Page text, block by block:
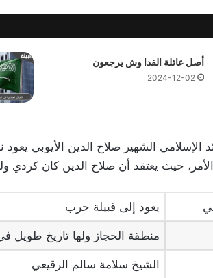
أصل عائلة الفدا وش يرجعون
2024-12-02
الإسلامي الشهير صلاح الدين الأيوبي
حيث يعتقد أن صلاح الدين كان كردي
يعود إلى قبيلة حرب
منطقة الحجاز ولها تاريخ طويل
الشيخ سلامة سالم الرقيعي